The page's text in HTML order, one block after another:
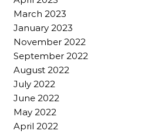
March 2023
January 2023
November 2022
September 2022
August 2022
July 2022
June 2022
May 2022
April 2022